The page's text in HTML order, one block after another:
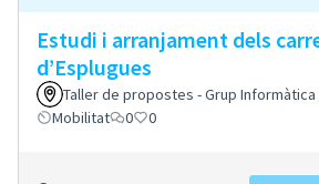
Estudi i arranjament dels
d’Esplugues
Taller de propostes - Grup Informàtica
Mobilitat
0 0